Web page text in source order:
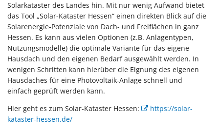
Solarkataster des Landes hin. Mit nur wenig Aufwand bietet
das Tool „Solar-Kataster Hessen“ einen direkten Blick auf die
Solarenergie-Potenziale von Dach- und Freiflächen in ganz
Hessen. Es kann aus vielen Optionen (z.B. Anlagentypen,
Nutzungsmodelle) die optimale Variante für das eigene
Hausdach und den eigenen Bedarf ausgewählt werden. In
wenigen Schritten kann hierüber die Eignung des eigenen
Hausdaches für eine Photovoltaik-Anlage schnell und
einfach geprüft werden kann.
Hier geht es zum Solar-Kataster Hessen:
https://solar-
kataster-hessen.de/